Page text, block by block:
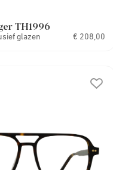
TH1996
glazen € 208,00